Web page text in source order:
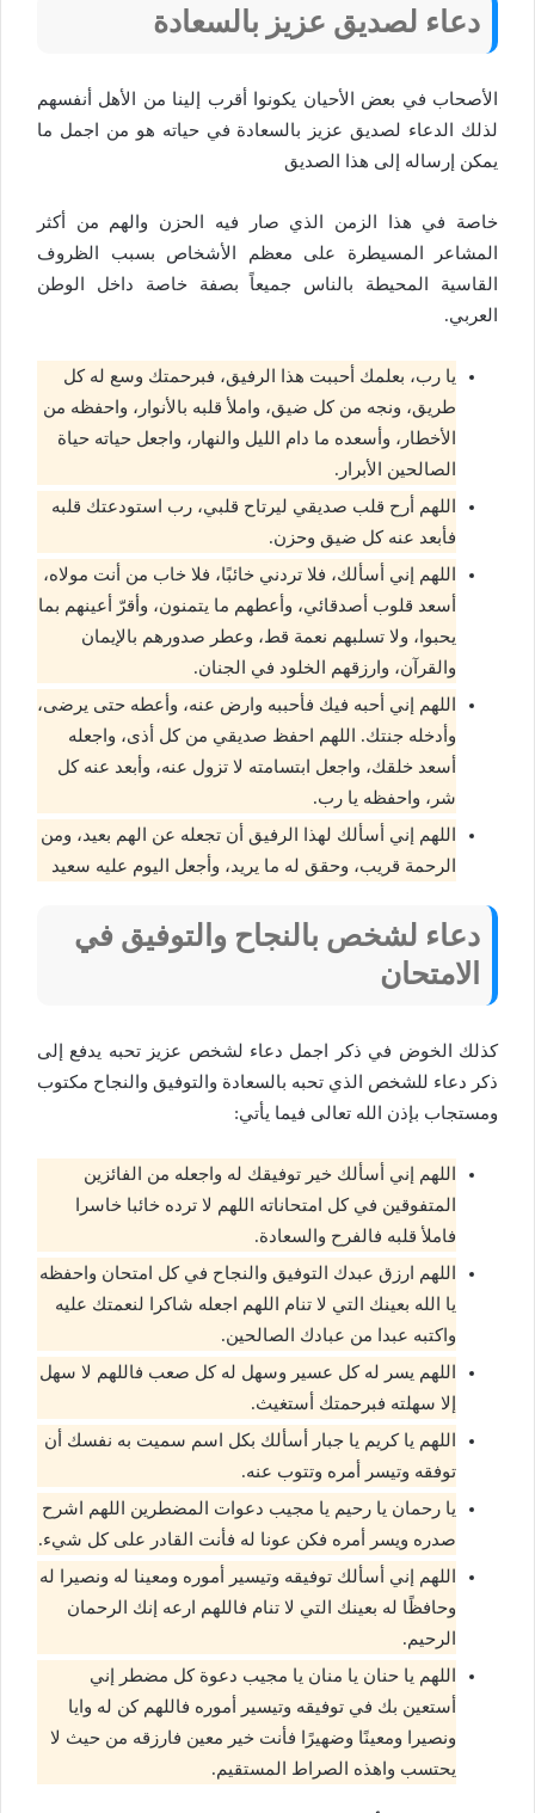
دعاء لصديق عزيز بالسعادة
الأصحاب في بعض الأحيان يكونوا أقرب إلينا من الأهل أنفسهم
لذلك الدعاء لصديق عزيز بالسعادة في حياته هو من اجمل ما
يمكن إرساله إلى هذا الصديق
خاصة في هذا الزمن الذي صار فيه الحزن والهم من أكثر
المشاعر المسيطرة على معظم الأشخاص بسبب الظروف
القاسية المحيطة بالناس جميعاً بصفة خاصة داخل الوطن
العربي.
يا رب، بعلمك أحببت هذا الرفيق، فبرحمتك وسع له كل
طريق، ونجه من كل ضيق، واملأ قلبه بالأنوار، واحفظه من
الأخطار، وأسعده ما دام الليل والنهار، واجعل حياته حياة
الصالحين الأبرار.
اللهم أرح قلب صديقي ليرتاح قلبي، رب استودعتك قلبه
فأبعد عنه كل ضيق وحزن.
اللهم إني أسألك، فلا تردني خائبًا، فلا خاب من أنت مولاه،
أسعد قلوب أصدقائي، وأعطهم ما يتمنون، وأقرّ أعينهم بما
يحبوا، ولا تسلبهم نعمة قط، وعطر صدورهم بالإيمان
والقرآن، وارزقهم الخلود في الجنان.
اللهم إني أحبه فيك فأحببه وارض عنه، وأعطه حتى يرضى،
وأدخله جنتك. اللهم احفظ صديقي من كل أذى، واجعله
أسعد خلقك، واجعل ابتسامته لا تزول عنه، وأبعد عنه كل
شر، واحفظه يا رب.
اللهم إني أسألك لهذا الرفيق أن تجعله عن الهم بعيد، ومن
الرحمة قريب، وحقق له ما يريد، وأجعل اليوم عليه سعيد
دعاء لشخص بالنجاح والتوفيق في
الامتحان
كذلك الخوض في ذكر اجمل دعاء لشخص عزيز تحبه يدفع إلى
ذكر دعاء للشخص الذي تحبه بالسعادة والتوفيق والنجاح مكتوب
ومستجاب بإذن الله تعالى فيما يأتي:
اللهم إني أسألك خير توفيقك له واجعله من الفائزين
المتفوقين في كل امتحاناته اللهم لا ترده خائبا خاسرا
فاملأ قلبه فالفرح والسعادة.
اللهم ارزق عبدك التوفيق والنجاح في كل امتحان واحفظه
يا الله بعينك التي لا تنام اللهم اجعله شاكرا لنعمتك عليه
واكتبه عبدا من عبادك الصالحين.
اللهم يسر له كل عسير وسهل له كل صعب فاللهم لا سهل
إلا سهلته فبرحمتك أستغيث.
اللهم يا كريم يا جبار أسألك بكل اسم سميت به نفسك أن
توفقه وتيسر أمره وتتوب عنه.
يا رحمان يا رحيم يا مجيب دعوات المضطرين اللهم اشرح
صدره ويسر أمره فكن عونا له فأنت القادر على كل شيء.
اللهم إني أسألك توفيقه وتيسير أموره ومعينا له ونصيرا له
وحافظًا له بعينك التي لا تنام فاللهم ارعه إنك الرحمان
الرحيم.
اللهم يا حنان يا منان يا مجيب دعوة كل مضطر إني
أستعين بك في توفيقه وتيسير أموره فاللهم كن له وايا
ونصيرا ومعينًا وضهيرًا فأنت خير معين فارزقه من حيث لا
يحتسب واهذه الصراط المستقيم.